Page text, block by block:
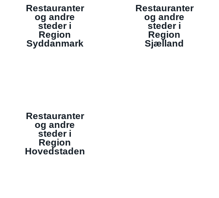
Restauranter
og andre
steder i
Region
Syddanmark
Restauranter
og andre
steder i
Region
Sjælland
Restauranter
og andre
steder i
Region
Hovedstaden